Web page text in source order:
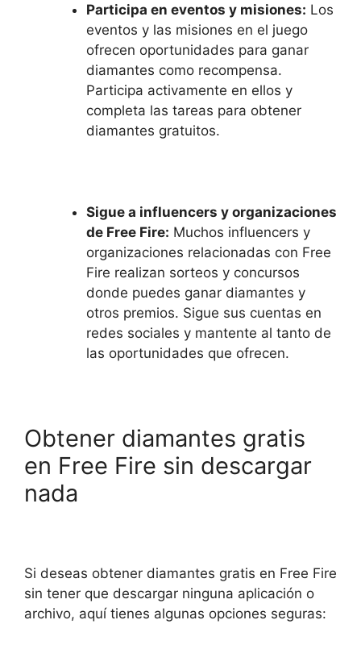
Participa en eventos y misiones: Los
eventos y las misiones en el juego
ofrecen oportunidades para ganar
diamantes como recompensa.
Participa activamente en ellos y
completa las tareas para obtener
diamantes gratuitos.
Sigue a influencers y organizaciones
de Free Fire: Muchos influencers y
organizaciones relacionadas con Free
Fire realizan sorteos y concursos
donde puedes ganar diamantes y
otros premios. Sigue sus cuentas en
redes sociales y mantente al tanto de
las oportunidades que ofrecen.
Obtener diamantes gratis
en Free Fire sin descargar
nada
Si deseas obtener diamantes gratis en Free Fire
sin tener que descargar ninguna aplicación o
archivo, aquí tienes algunas opciones seguras: